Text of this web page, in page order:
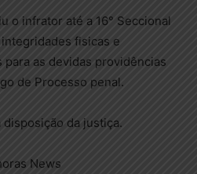
o infrator até a 16° Seccional
fisicas e
as devidas providências
de Processo penal.
disposição da justiça.
News